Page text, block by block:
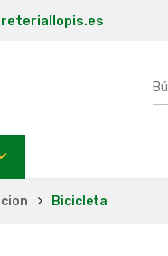
Bicicleta